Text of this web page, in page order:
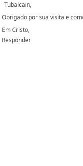
Tubalcain,
Obrigado por sua visita e
Em Cristo,
Responder